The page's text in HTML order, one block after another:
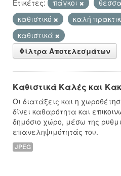
Ετικέτες:
πάγκοι
καθιστικό
καλή
καθιστικά
Φίλτρα Αποτελεσμάτων
Καθιστικά Καλές και
Οι διατάξεις και η
δίνει καθαρότητα και
δημόσιο χώρο, μέσω της
επανεληψιμότητάς του.
JPEG